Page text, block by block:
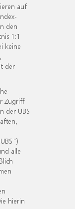
auf
den
1:1
keine
der
Zugriff
der UBS
alle
hierin